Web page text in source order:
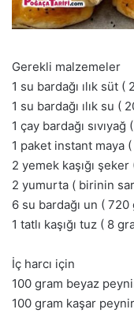
Gerekli malzemeler
1 su bardağı ılık süt (
1 su bardağı ılık su (
1 çay bardağı sıvıyağ
1 paket instant maya
2 yemek kaşığı
2 yumurta ( birinin
6 su bardağı un ( 720
1 tatlı kaşığı tuz ( 8
İç harcı için
100 gram beyaz
100 gram kaşar